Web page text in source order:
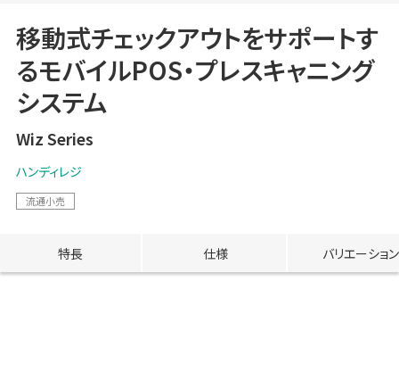
移動式チェックアウトをサポートす
るモバイルPOS・プレスキャニング
システム
Wiz Series
ハンディレジ
流通小売
特長 仕様 バリエーション